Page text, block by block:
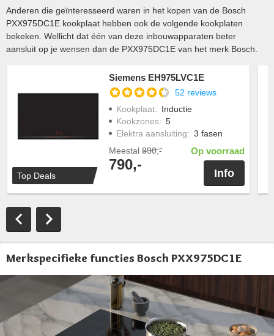
Anderen die geïnteresseerd waren in het kopen van de Bosch
PXX975DC1E kookplaat hebben ook de volgende kookplaten
bekeken. Wellicht dat één van deze inbouwapparaten beter
aansluit op je wensen dan de PXX975DC1E van het merk Bosch.
Top Deals
Siemens EH975LVC1E
52 reviews
Kookplaat: Inductie
Kookzones: 5
Elektra aansluiting: 3 fasen
Meestal 890,-
790,-
Op voorraad
Info
Merkspecifieke functies Bosch PXX975DC1E